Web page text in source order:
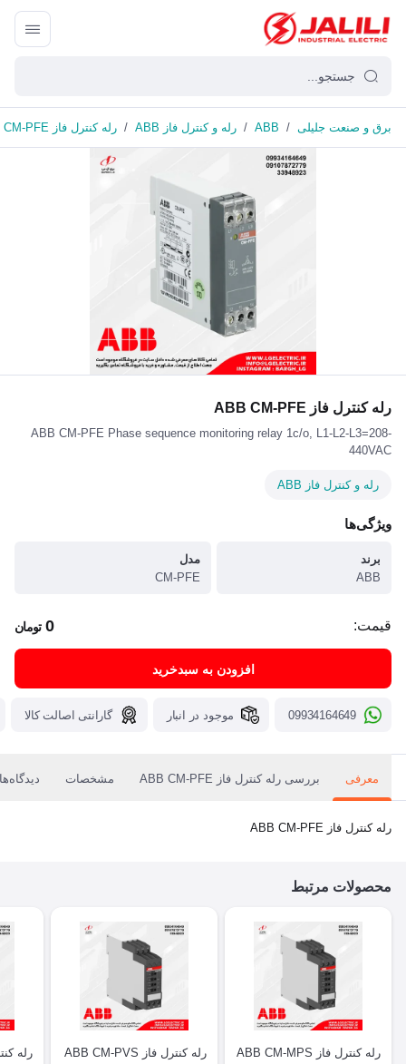
برق و صنعت جلیلی /
ABB
/ رله و کنترل فاز ABB / رله کنترل فاز ABB CM-PFE
رله کنترل فاز ABB CM-PFE
ABB CM-PFE Phase sequence monitoring relay 1c/o, L1-L2-L3=208-
440VAC
رله و کنترل فاز ABB
ویژگی‌ها
برند
ABB
مدل
CM-PFE
قیمت: 0 تومان
افزودن به سبدخرید
09934164649 موجود در انبار گارانتی اصالت کالا
معرفی بررسی رله کنترل فاز ABB CM-PFE مشخصات دیدگاه‌ها
رله کنترل فاز ABB CM-PFE
محصولات مرتبط
رله کنترل فاز ABB CM-MPS
رله کنترل فاز ABB CM-PVS